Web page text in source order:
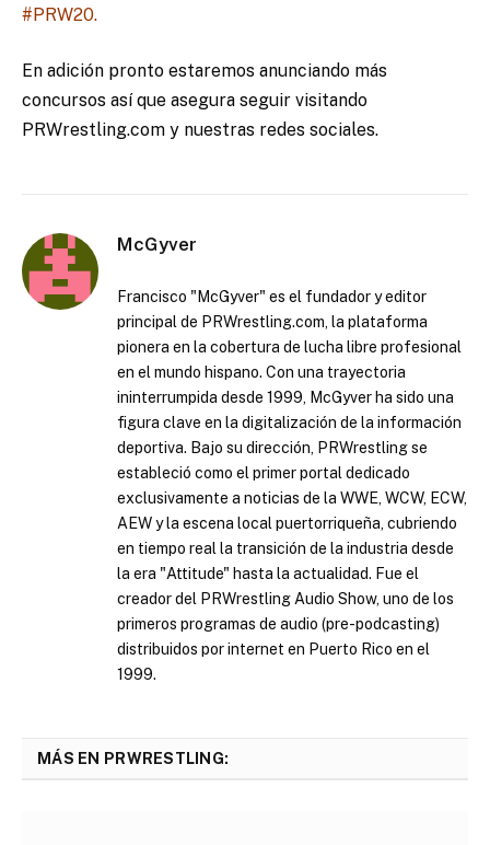
#PRW20.
En adición pronto estaremos anunciando más
concursos así que asegura seguir visitando
PRWrestling.com y nuestras redes sociales.
McGyver
Francisco "McGyver" es el fundador y editor
principal de PRWrestling.com, la plataforma
pionera en la cobertura de lucha libre profesional
en el mundo hispano. Con una trayectoria
ininterrumpida desde 1999, McGyver ha sido una
figura clave en la digitalización de la información
deportiva. Bajo su dirección, PRWrestling se
estableció como el primer portal dedicado
exclusivamente a noticias de la WWE, WCW, ECW,
AEW y la escena local puertorriqueña, cubriendo
en tiempo real la transición de la industria desde
la era "Attitude" hasta la actualidad. Fue el
creador del PRWrestling Audio Show, uno de los
primeros programas de audio (pre-podcasting)
distribuidos por internet en Puerto Rico en el
1999.
MÁS EN PRWRESTLING: